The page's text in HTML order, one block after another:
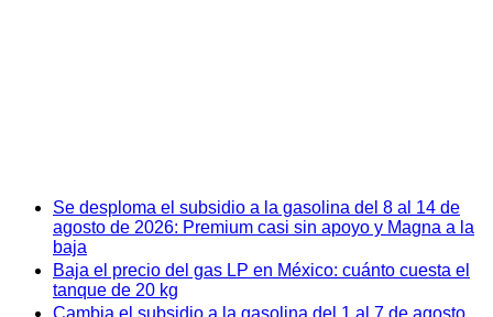
Se desploma el subsidio a la gasolina del 8 al 14 de
agosto de 2026: Premium casi sin apoyo y Magna a la
baja
Baja el precio del gas LP en México: cuánto cuesta el
tanque de 20 kg
Cambia el subsidio a la gasolina del 1 al 7 de agosto